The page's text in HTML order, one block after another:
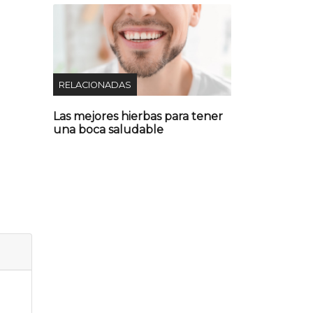
RELACIONADAS
Las mejores hierbas para tener
una boca saludable